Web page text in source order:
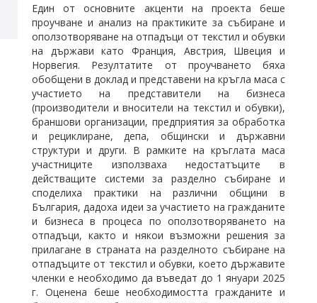
Един от основните акценти на проекта беше
проучване и анализ на практиките за събиране и
оползотворяване на отпадъци от текстил и обувки
на държави като Франция, Австрия, Швеция и
Норвегия. Резултатите от проучването бяха
обобщени в доклад и представени на кръгла маса с
участието на представители на бизнеса
(производители и вносители на текстил и обувки),
браншови организации, предприятия за обработка
и рециклиране, депа, общински и държавни
структури и други. В рамките на кръглата маса
участниците използваха недостатъците в
действащите системи за разделно събиране и
споделиха практики на различни общини в
България, дадоха идеи за участието на гражданите
и бизнеса в процеса по оползотворяването на
отпадъци, както и някои възможни решения за
прилагане в страната на разделното събиране на
отпадъците от текстил и обувки, което държавите
членки е необходимо да въведат до 1 януари 2025
г. Оценена беше необходимостта гражданите и